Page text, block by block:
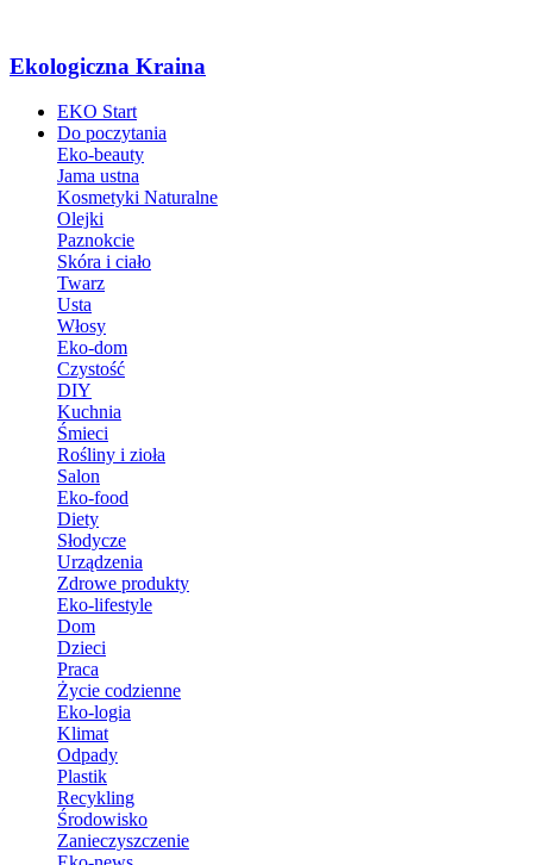
Ekologiczna Kraina
EKO Start
Do poczytania
Eko-beauty
Jama ustna
Kosmetyki Naturalne
Olejki
Paznokcie
Skóra i ciało
Twarz
Usta
Włosy
Eko-dom
Czystość
DIY
Kuchnia
Śmieci
Rośliny i zioła
Salon
Eko-food
Diety
Słodycze
Urządzenia
Zdrowe produkty
Eko-lifestyle
Dom
Dzieci
Praca
Życie codzienne
Eko-logia
Klimat
Odpady
Plastik
Recykling
Środowisko
Zanieczyszczenie